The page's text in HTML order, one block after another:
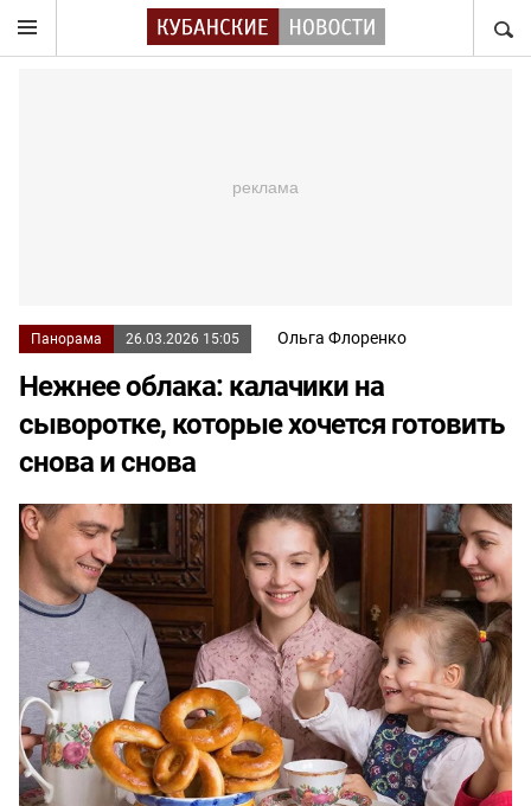
Панорама 26.03.2026 15:05 Ольга Флоренко
Нежнее облака: калачики на
сыворотке, которые хочется готовить
снова и снова